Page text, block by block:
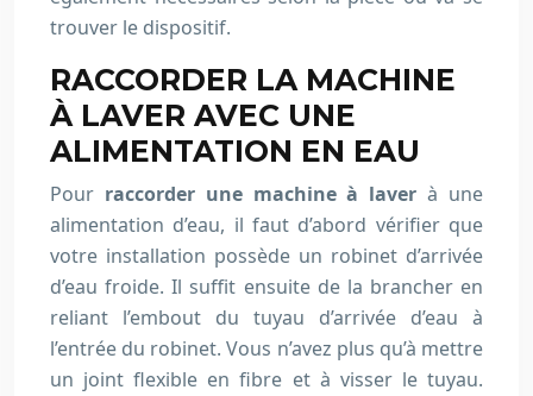
trouver le dispositif.
RACCORDER LA MACHINE
À LAVER AVEC UNE
ALIMENTATION EN EAU
Pour raccorder une machine à laver à une
alimentation d’eau, il faut d’abord vérifier que
votre installation possède un robinet d’arrivée
d’eau froide. Il suffit ensuite de la brancher en
reliant l’embout du tuyau d’arrivée d’eau à
l’entrée du robinet. Vous n’avez plus qu’à mettre
un joint flexible en fibre et à visser le tuyau.